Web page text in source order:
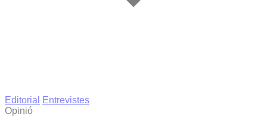
Editorial
Entrevistes
Opinió